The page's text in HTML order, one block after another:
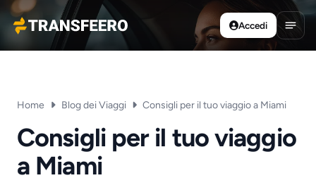
Transfeero
Accedi
Apri
Home Blog dei Viaggi Consigli per il tuo viaggio a Miami
Consigli per il tuo viaggio
a Miami